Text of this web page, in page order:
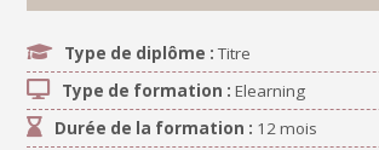
Type de diplôme :Titre
Type de formation : Elearning
Durée de la formation : 12 mois